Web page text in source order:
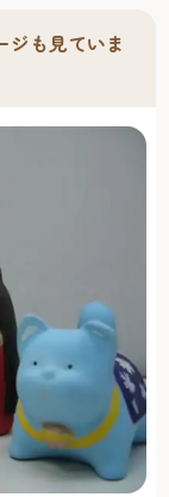
ジも見ていま